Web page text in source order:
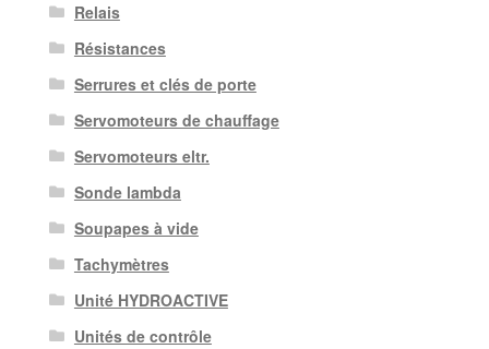
Relais
Résistances
Serrures et clés de porte
Servomoteurs de chauffage
Servomoteurs eltr.
Sonde lambda
Soupapes à vide
Tachymètres
Unité HYDROACTIVE
Unités de contrôle